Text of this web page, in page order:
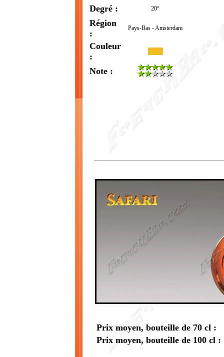
Degré : 20°
Région
:
Pays-Bas - Amsterdam
Couleur
:
Note :
Prix moyen, bouteille de 70 cl :
Prix moyen, bouteille de 100 cl :